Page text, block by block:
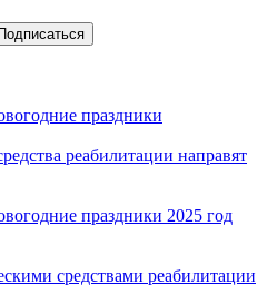
праздники
реабилитации направят
праздники 2025 год